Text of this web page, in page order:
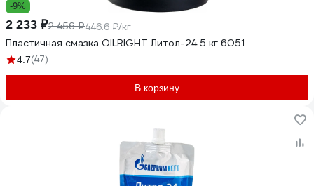
-9%
2 233 ₽2 456 ₽446.6 ₽/кг
Пластичная смазка OILRIGHT Литол-24 5 кг 6051
4.7(47)
В корзину